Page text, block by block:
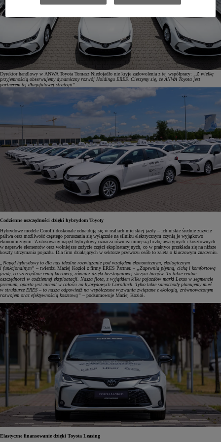
Dyrektor handlowy w ANWA Toyota Tomasz Niedojadło nie kryje zadowolenia z tej współpracy:
„Z wielką
przyjemnością obserwujemy dynamiczny rozwój Holdingu ERES. Cieszymy się, że ANWA Toyota jest
partnerem tej długofalowej strategii”.
Codzienne oszczędności dzięki hybrydom Toyoty
Hybrydowe modele Corolli doskonale odnajdują się w realiach miejskiej jazdy – ich niskie średnie zużycie
paliwa oraz możliwość częstego poruszania się wyłącznie na silniku elektrycznym czynią je wyjątkowo
ekonomicznymi. Zastosowany napęd hybrydowy oznacza również mniejszą liczbę awaryjnych i kosztownych
w naprawie elementów oraz wolniejsze zużycie części eksploatacyjnych, co w praktyce przekłada się na niższe
koszty utrzymania pojazdu. Dla firm działających w sektorze przewozu osób to zaleta o kluczowym znaczeniu.
„Napęd hybrydowy to dla nas idealne rozwiązanie pod względem ekonomicznym, ekologicznym
i funkcjonalnym” – twierdzi Maciej Kozioł z firmy ERES Partner. –
„Zapewnia płynną, cichą i komfortową
jazdę, co szczególnie cenią kierowcy, również dzięki bezstopniowej skrzyni biegów. To także realne
oszczędności w codziennej eksploatacji. Nasza flota, z wyjątkiem kilku pojazdów marki Lexus w segmencie
premium, oparta jest niemal w całości na hybrydowych Corollach. Tylko takie samochody planujemy mieć
w strukturze ERES – to nasza odpowiedź na współczesne wyzwania związane z ekologią, zrównoważonym
rozwojem oraz efektywnością kosztową” – podsumowuje Maciej Kozioł.
Elastyczne finansowanie dzięki Toyota Leasing